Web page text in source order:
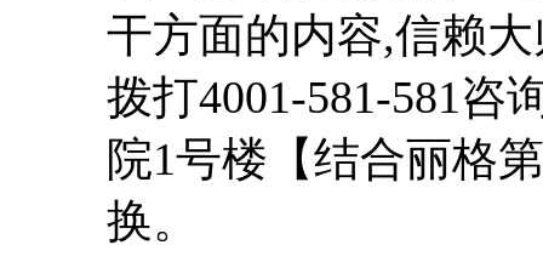
干方面的内容,信赖
拨打4001-581-581咨
院1号楼【结合丽格
换。